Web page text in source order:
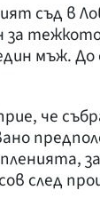
съд в
за
мъж. До
че
след